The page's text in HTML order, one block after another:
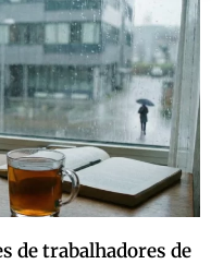
de trabalhadores de